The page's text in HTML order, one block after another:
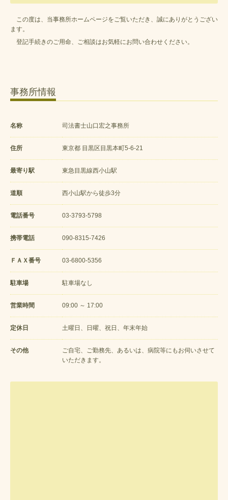
この度は、当事務所ホームページをご覧いただき、誠にありがとうござい
ます。
登記手続きのご用命、ご相談はお気軽にお問い合わせください。
事務所情報
名称 司法書士山口宏之事務所
住所 東京都 目黒区目黒本町5-6-21
最寄り駅 東急目黒線西小山駅
道順 西小山駅から徒歩3分
電話番号 03-3793-5798
携帯電話 090-8315-7426
ＦＡＸ番号 03-6800-5356
駐車場 駐車場なし
営業時間 09:00 ～ 17:00
定休日 土曜日、日曜、祝日、年末年始
その他
ご自宅、ご勤務先、あるいは、病院等にもお伺いさせて
いただきます。